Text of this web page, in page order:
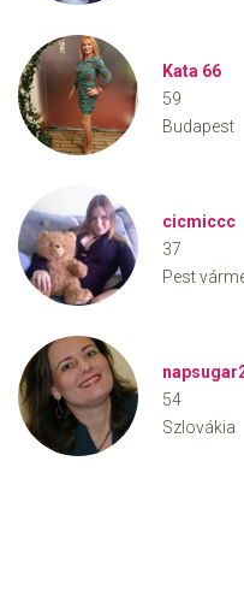
Kata 66
59
Budapest
cicmiccc
37
Pest
54
Szlovákia